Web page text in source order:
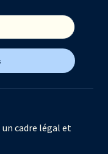
cadre légal et